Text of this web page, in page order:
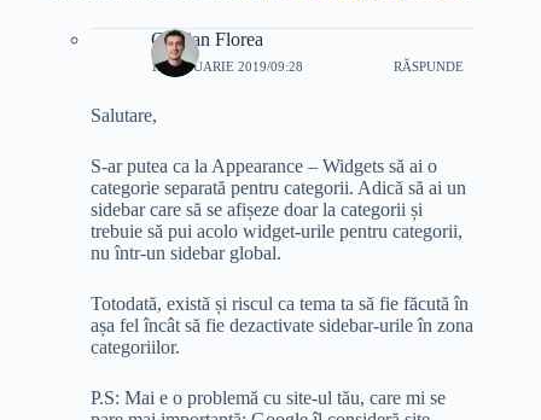
Cristian Florea
14 IANUARIE 2019/09:28 RĂSPUNDE
Salutare,
S-ar putea ca la Appearance – Widgets să ai o
categorie separată pentru categorii. Adică să ai un
sidebar care să se afișeze doar la categorii și
trebuie să pui acolo widget-urile pentru categorii,
nu într-un sidebar global.
Totodată, există și riscul ca tema ta să fie făcută în
așa fel încât să fie dezactivate sidebar-urile în zona
categoriilor.
P.S: Mai e o problemă cu site-ul tău, care mi se